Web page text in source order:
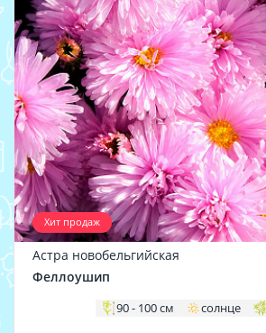
Хит продаж
Астра новобельгийская
Феллоушип
90 - 100 см солнце